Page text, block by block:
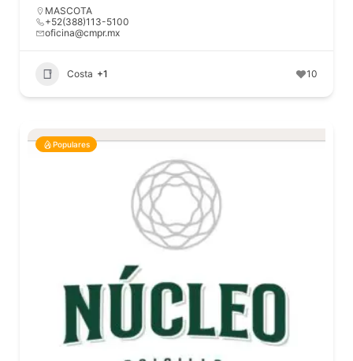
MASCOTA
+52(388)113-5100
oficina@cmpr.mx
Costa +1 10
Populares